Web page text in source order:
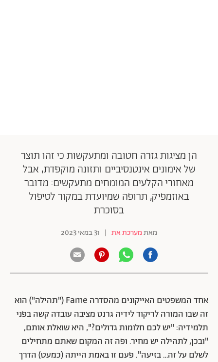
הן מציגות גזרה חטובה ומתעקשות כי זהו תוצר
של אימונים אינטנסיביים ותזונה מוקפדת, אבל
מאחורי הקלעים המומחים מתעקשים: מדובר
באוזמפיק, תרופה שמיועדת במקור לטיפול
בסוכרת
מאתמערכת את | 31 במאי 2023
אחד המשפטים האייקונים מהסדרה Fame ("תהילה") הוא
זה שבו המורה לריקוד לידיה גרנט מציבה עובדה קשה בפני
תלמידיה: "יש לכם חלומות גדולים?", היא שואלת אותם,
"ובכן, לתהילה יש מחיר. ופה זה המקום שאתם מתחילים
לשלם על זה… בזיעה". פעם זו באמת הייתה (כמעט) הדרך